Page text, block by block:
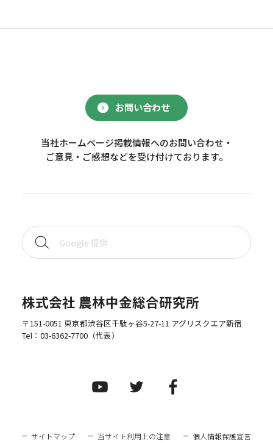
お問い合わせ
当社ホームページ掲載情報へのお問い合わせ・
ご意見・ご感想などを受け付けております。
株式会社 農林中金総合研究所
〒151-0051 東京都渋谷区千駄ヶ谷5-27-11 アグリスクエア新宿
Tel： 03-6362-7700（代表）
サイトマップ 当サイト利用上の注意 個人情報保護宣言